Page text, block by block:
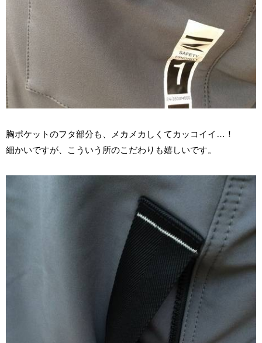
胸ポケットのフタ部分も、メカメカしくてカッコイイ…！
細かいですが、こういう所のこだわりも嬉しいです。